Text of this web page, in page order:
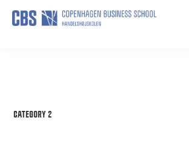
Skip
CATEGORY 2